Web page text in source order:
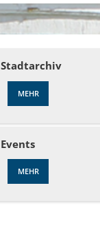
Stadtarchiv
MEHR
Events
MEHR